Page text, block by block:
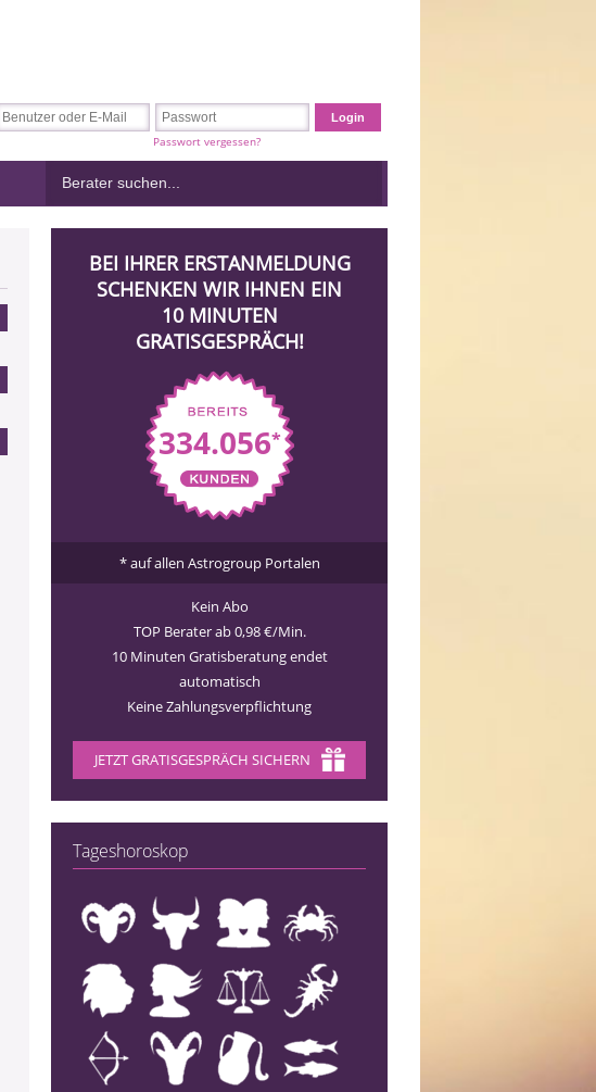
Passwort vergessen?
BEI IHRER ERSTANMELDUNG
SCHENKEN WIR IHNEN EIN
10 MINUTEN
GRATISGESPRÄCH!
334.056*
* auf allen Astrogroup Portalen
Kein Abo
TOP Berater ab 0,98 €/Min.
10 Minuten Gratisberatung endet
automatisch
Keine Zahlungsverpflichtung
JETZT GRATISGESPRÄCH SICHERN
Tageshoroskop